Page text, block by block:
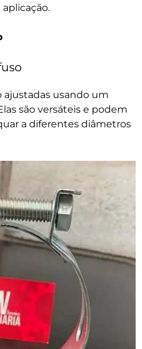
ajustadas usando um
são versáteis e podem
a diferentes diâmetros